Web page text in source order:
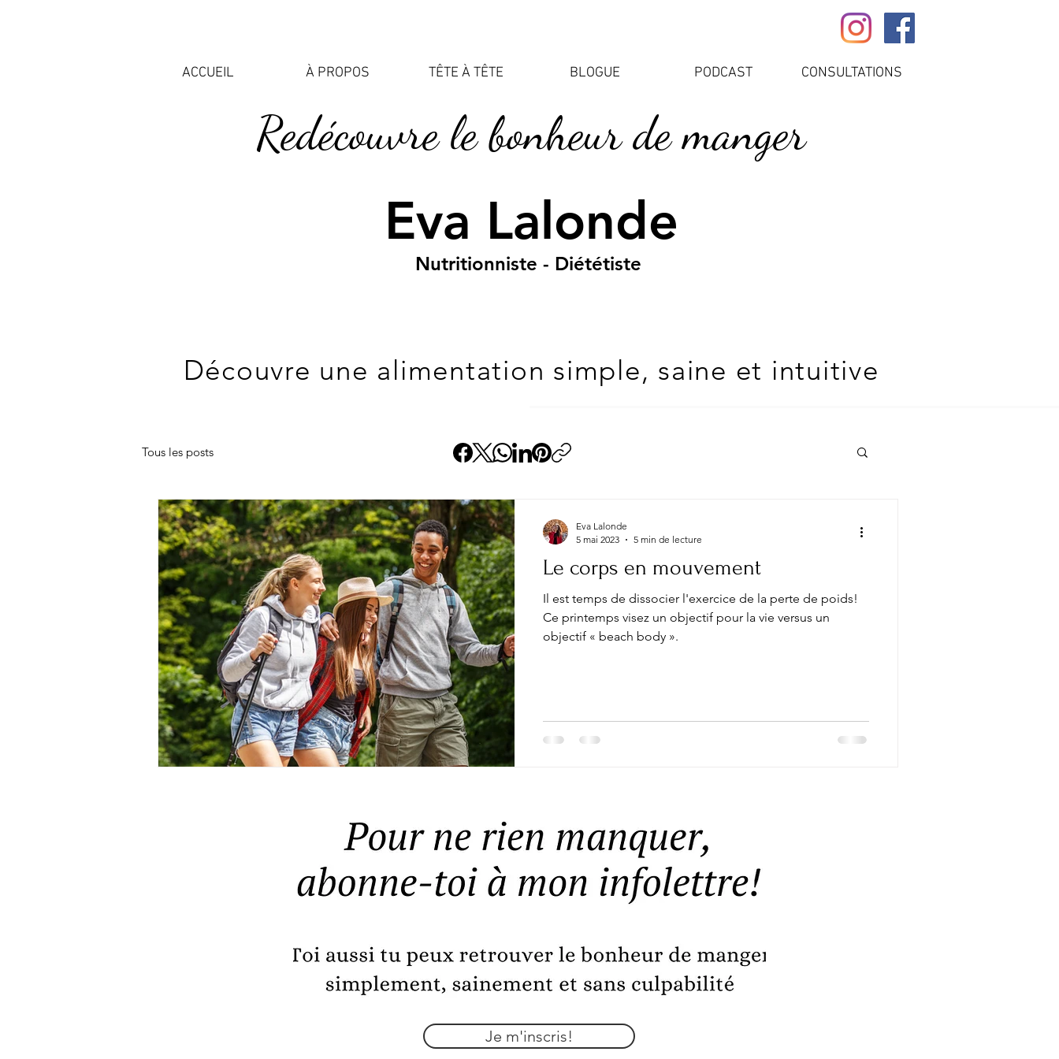
ACCUEIL À PROPOS TÊTE À TÊTE BLOGUE PODCAST CONSULTATIONS
Redécouvre le bonheur de manger
Eva Lalonde
Nutritionniste - Diététiste
Découvre une alimentation simple, saine et intuitive
Tous les posts
Le corps en mouvement
Il est temps de dissocier l'exercice de la perte de poids!
Ce printemps visez un objectif pour la vie versus un
objectif « beach body ».
Eva Lalonde
5 mai 2023
5 min de lecture
Je m'inscris!